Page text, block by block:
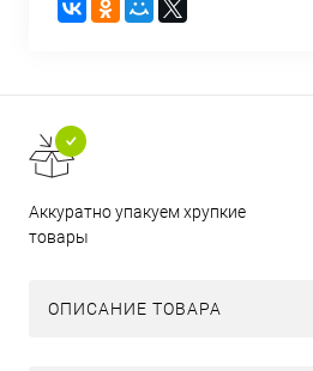
Аккуратно упакуем хрупкие
товары
ОПИСАНИЕ ТОВАРА